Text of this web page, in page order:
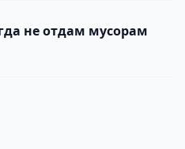
не отдам мусорам